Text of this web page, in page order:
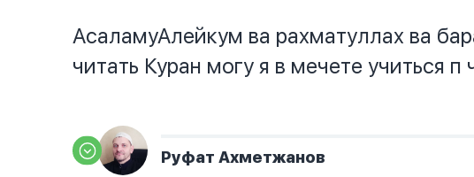
АсаламуАлейкум ва рахматуллах ва
читать Куран могу я в мечете учиться п
Руфат Ахметжанов